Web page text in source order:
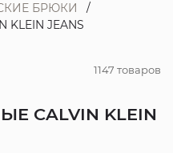
БРЮКИ
JEANS
1147 товаров
CALVIN KLEIN